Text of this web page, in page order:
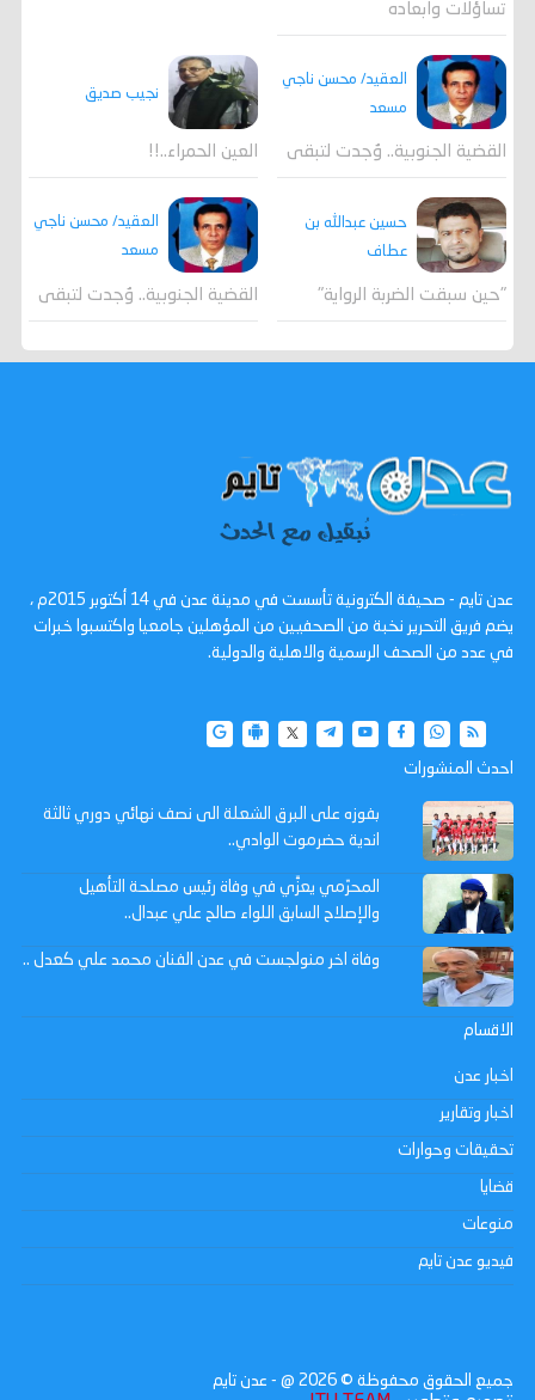
تساؤلات وابعاده
العقيد/ محسن ناجي
مسعد
القضية الجنوبية.. وُجدت لتبقى
نجيب صديق
العين الحمراء..!!
حسين عبدالله بن
عطاف
"حين سبقت الضربة الرواية"
العقيد/ محسن ناجي
مسعد
القضية الجنوبية.. وُجدت لتبقى
عدن تايم - صحيفة الكترونية تأسست في مدينة عدن في 14 أكتوبر 2015م ،
يضم فريق التحرير نخبة من الصحفيين من المؤهلين جامعيا واكتسبوا خبرات
في عدد من الصحف الرسمية والاهلية والدولية.
احدث المنشورات
بفوزه على البرق الشعلة الى نصف نهائي دوري ثالثة
اندية حضرموت الوادي..
المحرّمي يعزِّي في وفاة رئيس مصلحة التأهيل
والإصلاح السابق اللواء صالح علي عبدال..
وفاة اخر منولجست في عدن الفنان محمد علي كعدل ..
الاقسام
اخبار عدن
اخبار وتقارير
تحقيقات وحوارات
قضايا
منوعات
فيديو عدن تايم
جميع الحقوق محفوظة © 2026 @ - عدن تايم